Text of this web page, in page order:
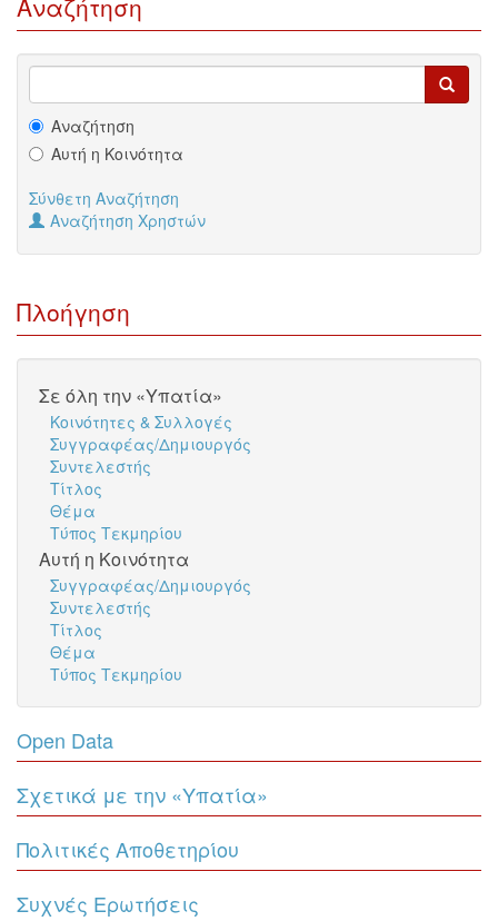
Αναζήτηση
Αναζήτηση
Αυτή η Κοινότητα
Σύνθετη Αναζήτηση
Αναζήτηση Χρηστών
Πλοήγηση
Σε όλη την «Υπατία»
Κοινότητες & Συλλογές
Συγγραφέας/Δημιουργός
Συντελεστής
Τίτλος
Θέμα
Τύπος Τεκμηρίου
Αυτή η Κοινότητα
Συγγραφέας/Δημιουργός
Συντελεστής
Τίτλος
Θέμα
Τύπος Τεκμηρίου
Open Data
Σχετικά με την «Υπατία»
Πολιτικές Αποθετηρίου
Συχνές Ερωτήσεις